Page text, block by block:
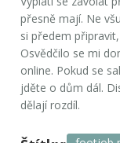
přesně mají. Ne
si předem
Osvědčilo se mi
online. Pokud se
jděte o dům dál.
dělají rozdíl.